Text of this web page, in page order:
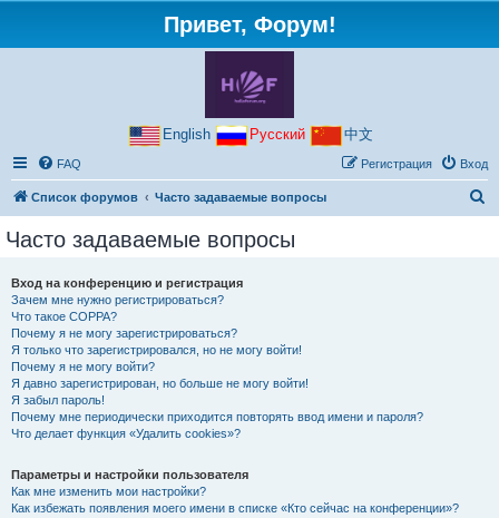
Привет, Форум!
English Русский 中文
FAQ Вход
Регистрация
Список форумов Часто задаваемые вопросы
Часто задаваемые вопросы
Вход на конференцию и регистрация
Зачем мне нужно регистрироваться?
Что такое COPPA?
Почему я не могу зарегистрироваться?
Я только что зарегистрировался, но не могу войти!
Почему я не могу войти?
Я давно зарегистрирован, но больше не могу войти!
Я забыл пароль!
Почему мне периодически приходится повторять ввод имени и пароля?
Что делает функция «Удалить cookies»?
Параметры и настройки пользователя
Как мне изменить мои настройки?
Как избежать появления моего имени в списке «Кто сейчас на конференции»?